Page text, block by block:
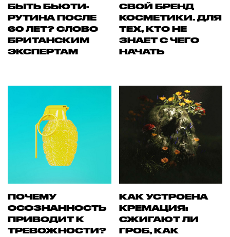
БЫТЬ БЬЮТИ-
РУТИНА ПОСЛЕ
60 ЛЕТ? СЛОВО
БРИТАНСКИМ
ЭКСПЕРТАМ
СВОЙ БРЕНД
КОСМЕТИКИ. ДЛЯ
ТЕХ, КТО НЕ
ЗНАЕТ С ЧЕГО
НАЧАТЬ
ПОЧЕМУ
ОСОЗНАННОСТЬ
ПРИВОДИТ К
ТРЕВОЖНОСТИ?
КАК УСТРОЕНА
КРЕМАЦИЯ:
СЖИГАЮТ ЛИ
ГРОБ, КАК